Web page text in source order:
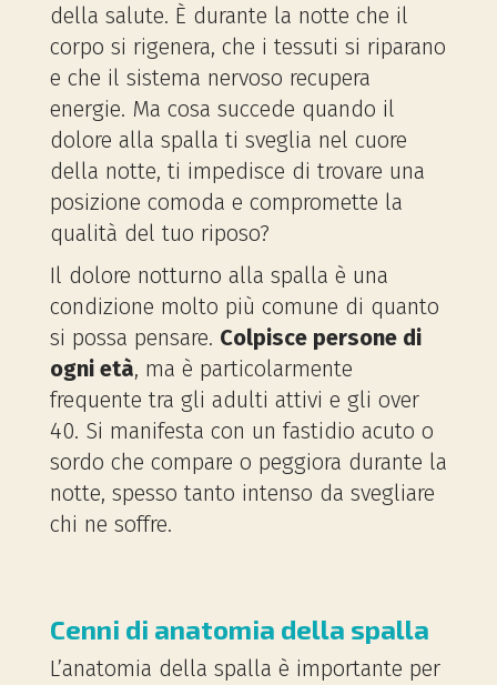
della salute. È durante la notte che il
corpo si rigenera, che i tessuti si riparano
e che il sistema nervoso recupera
energie. Ma cosa succede quando il
dolore alla spalla ti sveglia nel cuore
della notte, ti impedisce di trovare una
posizione comoda e compromette la
qualità del tuo riposo?
Il dolore notturno alla spalla è una
condizione molto più comune di quanto
si possa pensare. Colpisce persone di
ogni età, ma è particolarmente
frequente tra gli adulti attivi e gli over
40. Si manifesta con un fastidio acuto o
sordo che compare o peggiora durante la
notte, spesso tanto intenso da svegliare
chi ne soffre.
Cenni di anatomia della spalla
L’anatomia della spalla è importante per